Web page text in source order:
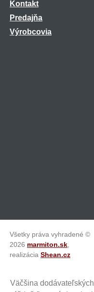
Kontakt
Predajňa
Výrobcovia
Všetky práva vyhradené ©
2026 marmiton.sk
realizácia Shean.cz
Väčšina